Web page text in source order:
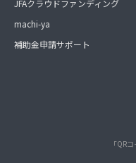
JFAクラウドファンディング
machi-ya
補助金申請サポート
「QR